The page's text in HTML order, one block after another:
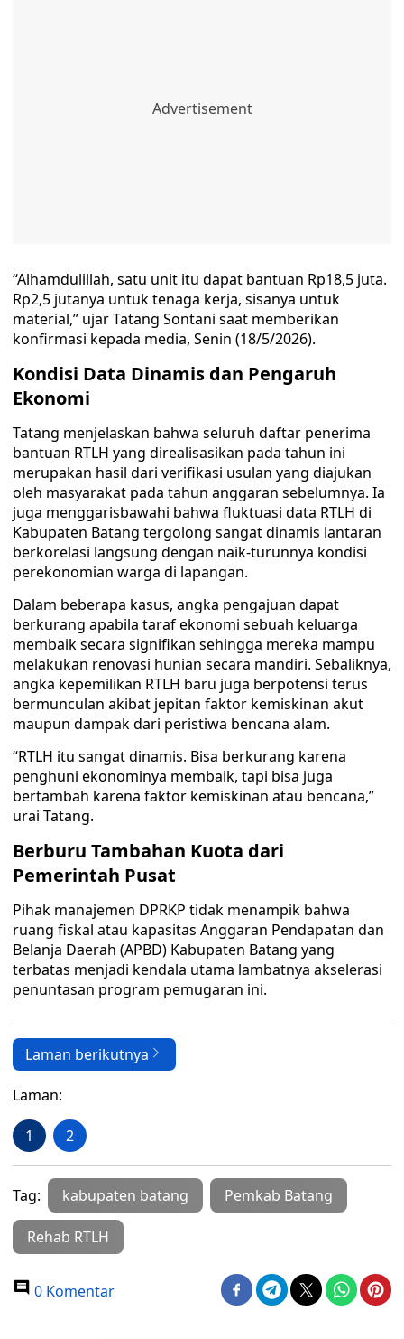
“Alhamdulillah, satu unit itu dapat bantuan Rp18,5 juta.
Rp2,5 jutanya untuk tenaga kerja, sisanya untuk
material,” ujar Tatang Sontani saat memberikan
konfirmasi kepada media, Senin (18/5/2026).
Kondisi Data Dinamis dan Pengaruh
Ekonomi
Tatang menjelaskan bahwa seluruh daftar penerima
bantuan RTLH yang direalisasikan pada tahun ini
merupakan hasil dari verifikasi usulan yang diajukan
oleh masyarakat pada tahun anggaran sebelumnya. Ia
juga menggarisbawahi bahwa fluktuasi data RTLH di
Kabupaten Batang tergolong sangat dinamis lantaran
berkorelasi langsung dengan naik-turunnya kondisi
perekonomian warga di lapangan.
Dalam beberapa kasus, angka pengajuan dapat
berkurang apabila taraf ekonomi sebuah keluarga
membaik secara signifikan sehingga mereka mampu
melakukan renovasi hunian secara mandiri. Sebaliknya,
angka kepemilikan RTLH baru juga berpotensi terus
bermunculan akibat jepitan faktor kemiskinan akut
maupun dampak dari peristiwa bencana alam.
“RTLH itu sangat dinamis. Bisa berkurang karena
penghuni ekonominya membaik, tapi bisa juga
bertambah karena faktor kemiskinan atau bencana,”
urai Tatang.
Berburu Tambahan Kuota dari
Pemerintah Pusat
Pihak manajemen DPRKP tidak menampik bahwa
ruang fiskal atau kapasitas Anggaran Pendapatan dan
Belanja Daerah (APBD) Kabupaten Batang yang
terbatas menjadi kendala utama lambatnya akselerasi
penuntasan program pemugaran ini.
Laman berikutnya
Laman:
1 2
Tag: kabupaten batang Pemkab Batang
Rehab RTLH
0 Komentar